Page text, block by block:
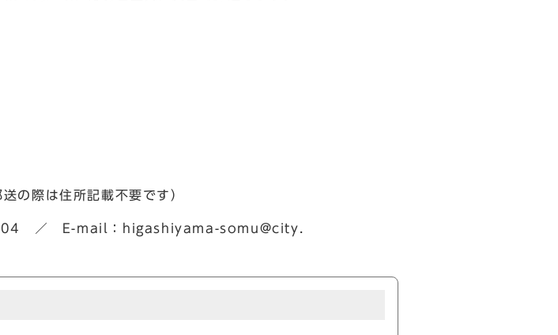
際は住所記載不要です）
／ E-mail：higashiyama-somu@city.